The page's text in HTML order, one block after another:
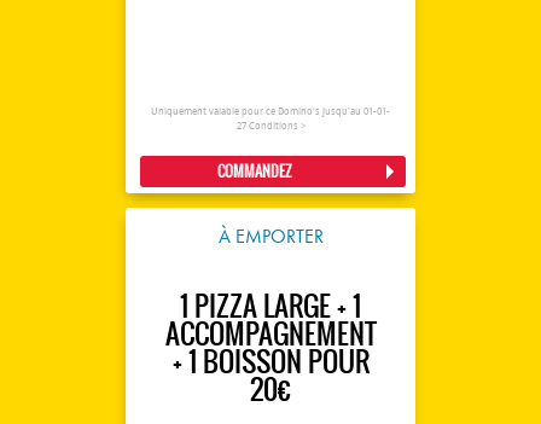
Uniquement valable pour ce Domino's jusqu'au 01-01-
27 Conditions >
COMMANDEZ
À EMPORTER
1 PIZZA LARGE + 1
ACCOMPAGNEMENT
+ 1 BOISSON POUR
20€